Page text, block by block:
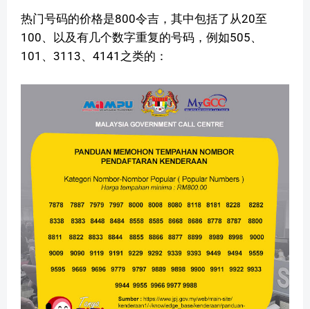
热门号码的价格是800令吉，其中包括了从20至
100、以及有几个数字重复的号码，例如505、
101、3113、4141之类的：